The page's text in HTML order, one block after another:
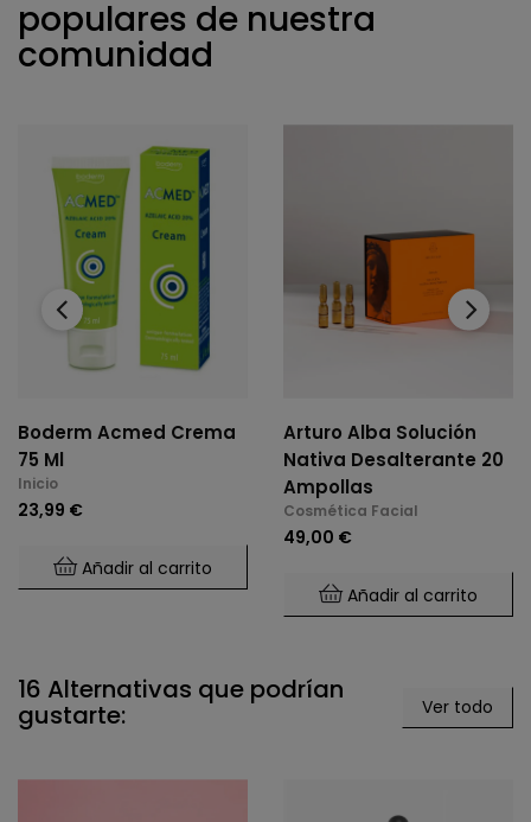
populares de nuestra
comunidad
Boderm Acmed Crema
75 Ml
Inicio
23,99 €
Añadir al carrito
Arturo Alba Solución
Nativa Desalterante 20
Ampollas
Cosmética Facial
49,00 €
Añadir al carrito
‹ ›
16 Alternativas que podrían
gustarte: Ver todo